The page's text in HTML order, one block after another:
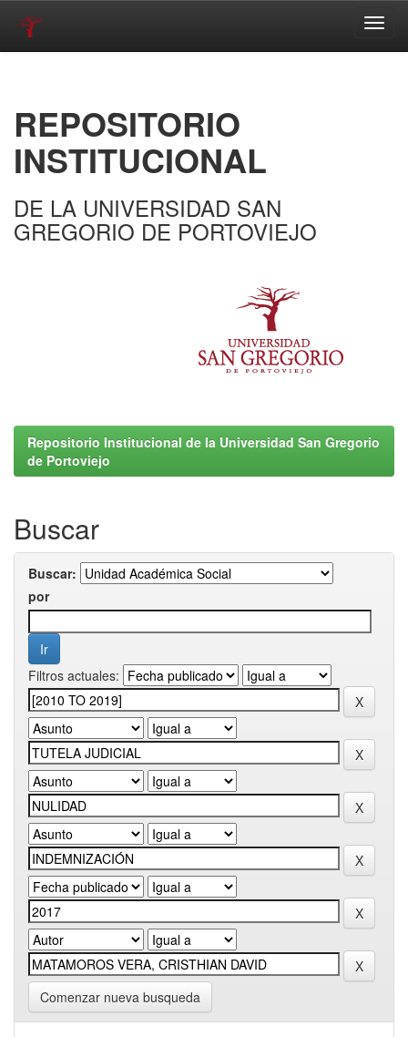
REPOSITORIO
INSTITUCIONAL
DE LA UNIVERSIDAD SAN
GREGORIO DE PORTOVIEJO
Repositorio Institucional de la Universidad San Gregorio
de Portoviejo
Buscar
Buscar:
por
Filtros actuales:
Comenzar nueva busqueda